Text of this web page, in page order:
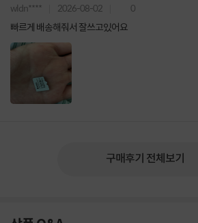
wldn**** 2026-08-02 0
빠르게 배송해줘서 잘쓰고있어요
구매후기 전체보기